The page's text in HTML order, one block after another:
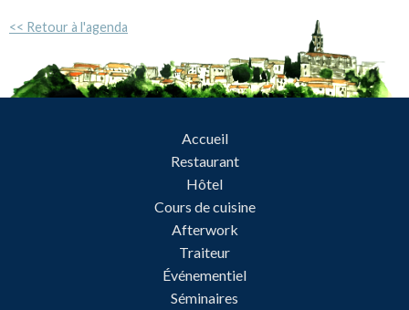
<< Retour à l'agenda
Accueil
Restaurant
Hôtel
Cours de cuisine
Afterwork
Traiteur
Événementiel
Séminaires